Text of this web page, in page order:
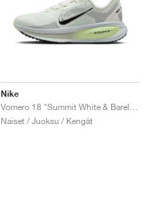
Nike
Naiset / Juoksu / Kengät